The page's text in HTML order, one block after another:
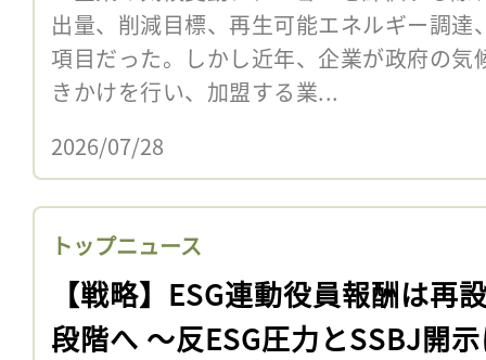
出量、削減目標、再生可能エネルギー調
項目だった。しかし近年、企業が政府の気
きかけを行い、加盟する業...
2026/07/28
トップニュース
【戦略】ESG連動役員報酬は再
段階へ 〜反ESG圧力とSSBJ開